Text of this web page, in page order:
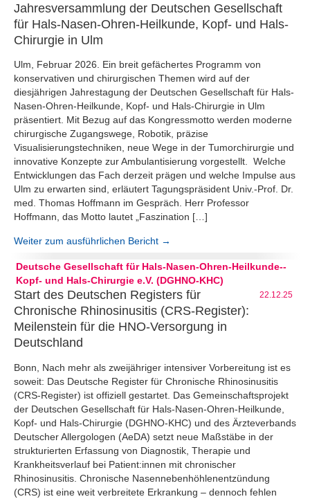
Jahresversammlung der Deutschen Gesellschaft
für Hals-Nasen-Ohren-Heilkunde, Kopf- und Hals-
Chirurgie in Ulm
Ulm, Februar 2026. Ein breit gefächertes Programm von
konservativen und chirurgischen Themen wird auf der
diesjährigen Jahrestagung der Deutschen Gesellschaft für Hals-
Nasen-Ohren-Heilkunde, Kopf- und Hals-Chirurgie in Ulm
präsentiert. Mit Bezug auf das Kongressmotto werden moderne
chirurgische Zugangswege, Robotik, präzise
Visualisierungstechniken, neue Wege in der Tumorchirurgie und
innovative Konzepte zur Ambulantisierung vorgestellt. Welche
Entwicklungen das Fach derzeit prägen und welche Impulse aus
Ulm zu erwarten sind, erläutert Tagungspräsident Univ.-Prof. Dr.
med. Thomas Hoffmann im Gespräch. Herr Professor
Hoffmann, das Motto lautet „Faszination […]
Weiter zum ausführlichen Bericht →
Deutsche Gesellschaft für Hals-Nasen-Ohren-Heilkunde--
Kopf- und Hals-Chirurgie e.V. (DGHNO-KHC)
22.12.25
Start des Deutschen Registers für
Chronische Rhinosinusitis (CRS-Register):
Meilenstein für die HNO-Versorgung in
Deutschland
Bonn, Nach mehr als zweijähriger intensiver Vorbereitung ist es
soweit: Das Deutsche Register für Chronische Rhinosinusitis
(CRS-Register) ist offiziell gestartet. Das Gemeinschaftsprojekt
der Deutschen Gesellschaft für Hals-Nasen-Ohren-Heilkunde,
Kopf- und Hals-Chirurgie (DGHNO-KHC) und des Ärzteverbands
Deutscher Allergologen (AeDA) setzt neue Maßstäbe in der
strukturierten Erfassung von Diagnostik, Therapie und
Krankheitsverlauf bei Patient:innen mit chronischer
Rhinosinusitis. Chronische Nasennebenhöhlenentzündung
(CRS) ist eine weit verbreitete Erkrankung – dennoch fehlen